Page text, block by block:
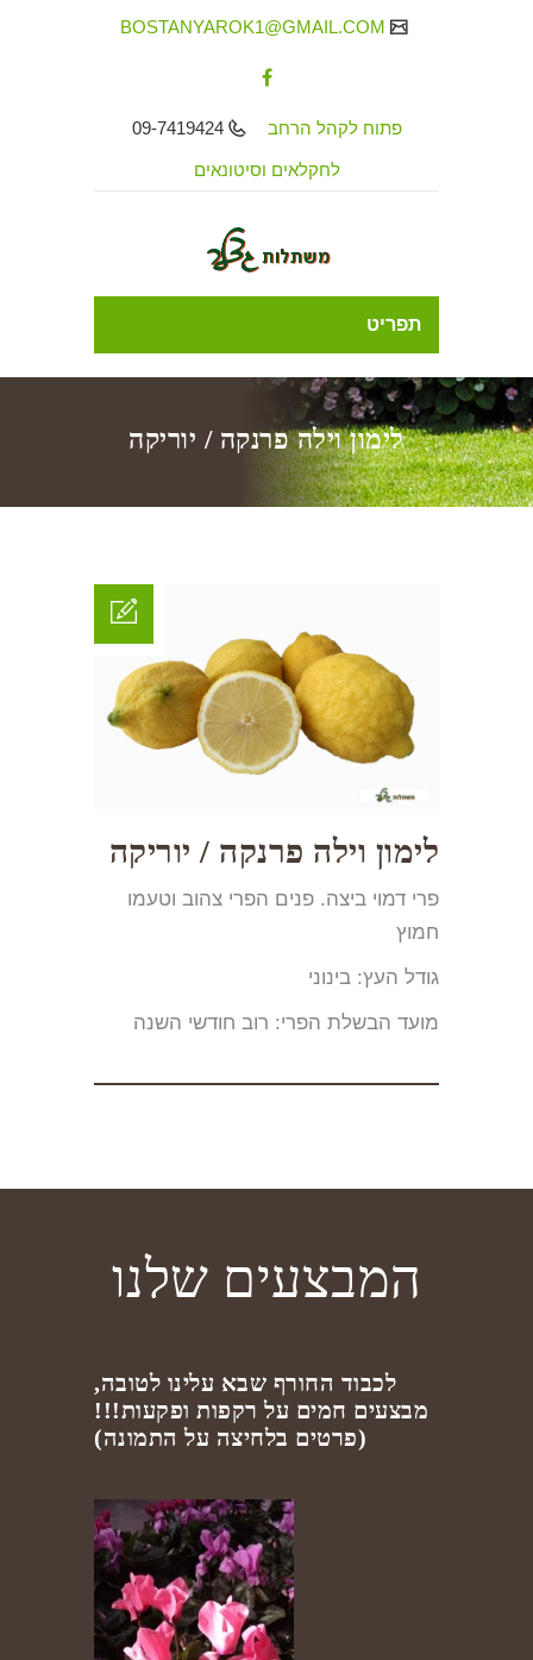
פתוח לקהל הרחב 09-7419424
לחקלאים וסיטונאים
תפריט
לימון וילה פרנקה / יוריקה
לימון וילה פרנקה / יוריקה
פרי דמוי ביצה. פנים הפרי צהוב וטעמו
חמוץ
גודל העץ: בינוני
מועד הבשלת הפרי: רוב חודשי השנה
המבצעים שלנו
לכבוד החורף שבא עלינו לטובה,
מבצעים חמים על רקפות ופקעות!!!
(פרטים בלחיצה על התמונה)